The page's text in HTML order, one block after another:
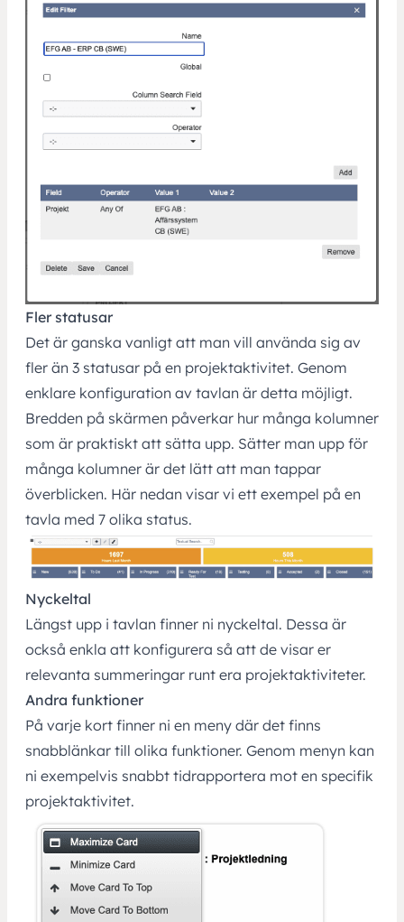
Fler statusar
Det är ganska vanligt att man vill använda sig av
fler än 3 statusar på en projektaktivitet. Genom
enklare konfiguration av tavlan är detta möjligt.
Bredden på skärmen påverkar hur många kolumner
som är praktiskt att sätta upp. Sätter man upp för
många kolumner är det lätt att man tappar
överblicken. Här nedan visar vi ett exempel på en
tavla med 7 olika status.
Nyckeltal
Längst upp i tavlan finner ni nyckeltal. Dessa är
också enkla att konfigurera så att de visar er
relevanta summeringar runt era projektaktiviteter.
Andra funktioner
På varje kort finner ni en meny där det finns
snabblänkar till olika funktioner. Genom menyn kan
ni exempelvis snabbt tidrapportera mot en specifik
projektaktivitet.